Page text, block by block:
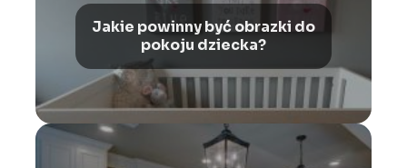
Jakie powinny być obrazki do
pokoju dziecka?